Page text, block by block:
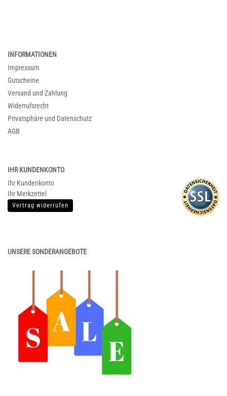
INFORMATIONEN
Impressum
Gutscheine
Versand und Zahlung
Widerrufsrecht
Privatsphäre und Datenschutz
AGB
IHR KUNDENKONTO
Ihr Kundenkonto
Ihr Merkzettel
Vertrag widerrufen
UNSERE SONDERANGEBOTE